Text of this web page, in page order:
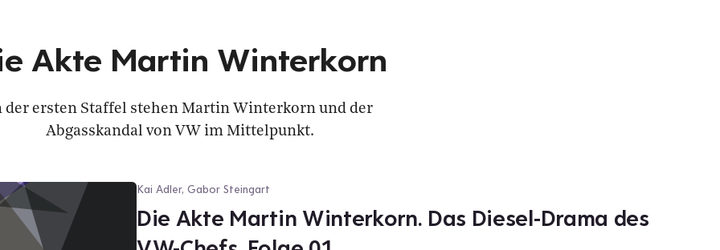
Akte Martin Winterkorn
der ersten Staffel stehen Martin Winterkorn und der
Abgasskandal von VW im Mittelpunkt.
Kai Adler, Gabor Steingart
Die Akte Martin Winterkorn. Das Diesel-Drama des